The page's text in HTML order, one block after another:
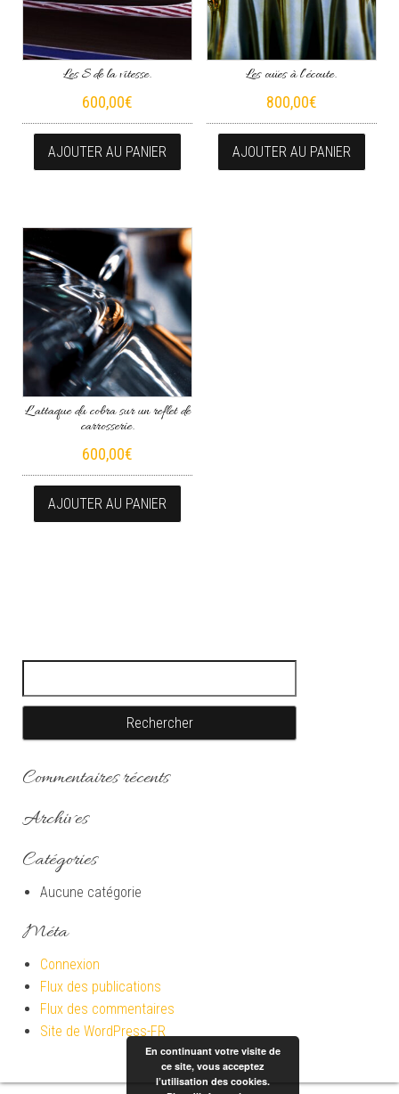
Les S de la vitesse.
600,00€
AJOUTER AU PANIER
Les ouïes à l’écoute.
800,00€
AJOUTER AU PANIER
L’attaque du cobra sur un reflet de
carrosserie.
600,00€
AJOUTER AU PANIER
Commentaires récents
Archives
Catégories
Aucune catégorie
Méta
Connexion
Flux des publications
Flux des commentaires
Site de WordPress-FR
En continuant votre visite de
ce site, vous acceptez
l’utilisation des cookies.